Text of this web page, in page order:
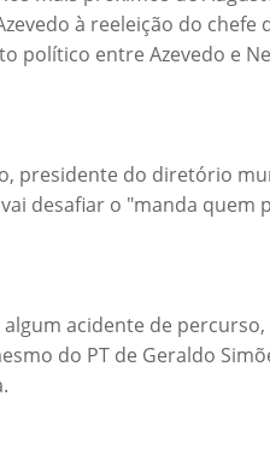
à reeleição do chefe
político entre Azevedo e
presidente do diretório
desafiar o "manda quem
acidente de
do PT de Geraldo